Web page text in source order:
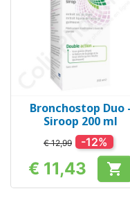
Bronchostop Duo -
Siroop 200 ml
€ 12,99 -12%
Prijs
€ 11,43 